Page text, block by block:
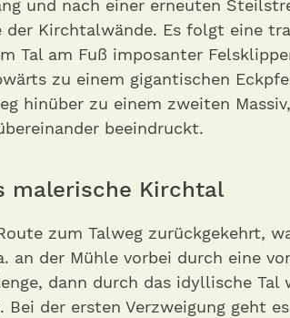
und nach einer erneuten
der Kirchtalwände. Es folgt eine
Tal am Fuß imposanter
zu einem gigantischen
hinüber zu einem zweiten
beeindruckt.
malerische Kirchtal
zum Talweg zurückgekehrt,
an der Mühle vorbei durch eine
dann durch das idyllische Tal
Bei der ersten Verzweigung geht